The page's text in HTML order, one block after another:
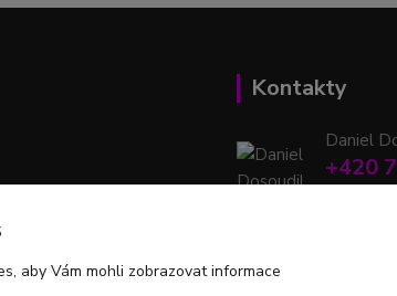
Kontakty
Daniel
+420
aby Vám mohli zobrazovat informace